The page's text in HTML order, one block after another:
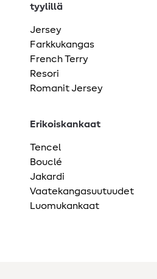
tyylillä
Jersey
Farkkukangas
French Terry
Resori
Romanit Jersey
Erikoiskankaat
Tencel
Bouclé
Jakardi
Vaatekangasuutuudet
Luomukankaat